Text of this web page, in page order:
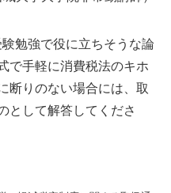
勉強で役に立ちそうな論
で手軽に消費税法のキホ
断りのない場合には、取
として解答してくださ